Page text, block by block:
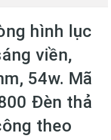
hình lục
viền,
54w. Mã
Đèn thả
theo